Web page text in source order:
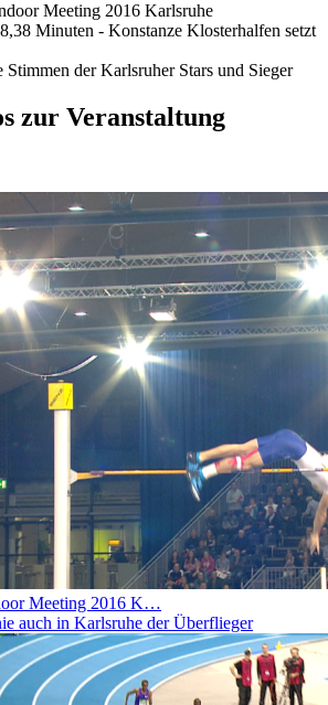
Meeting 2016 Karlsruhe
Minuten - Konstanze Klosterhalfen setzt
der Karlsruher Stars und Sieger
zur Veranstaltung
Meeting 2016 K…
auch in Karlsruhe der Überflieger